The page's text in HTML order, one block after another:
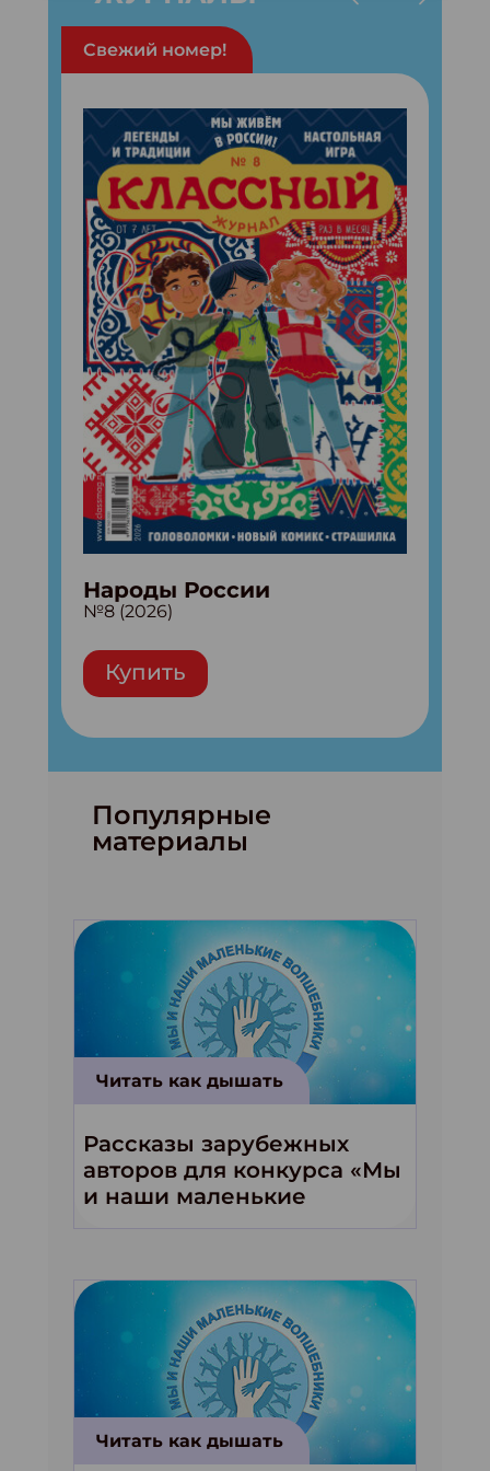
Свежий номер!
Народы России
№8 (2026)
Купить
Популярные
материалы
Читать как дышать
Рассказы зарубежных
авторов для конкурса «Мы
и наши маленькие
волшебники!»
Читать как дышать